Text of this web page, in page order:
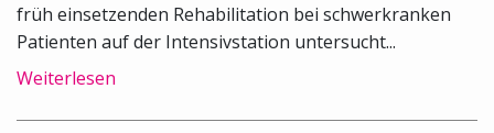
früh einsetzenden Rehabilitation bei schwerkranken
Patienten auf der Intensivstation untersucht...
Weiterlesen